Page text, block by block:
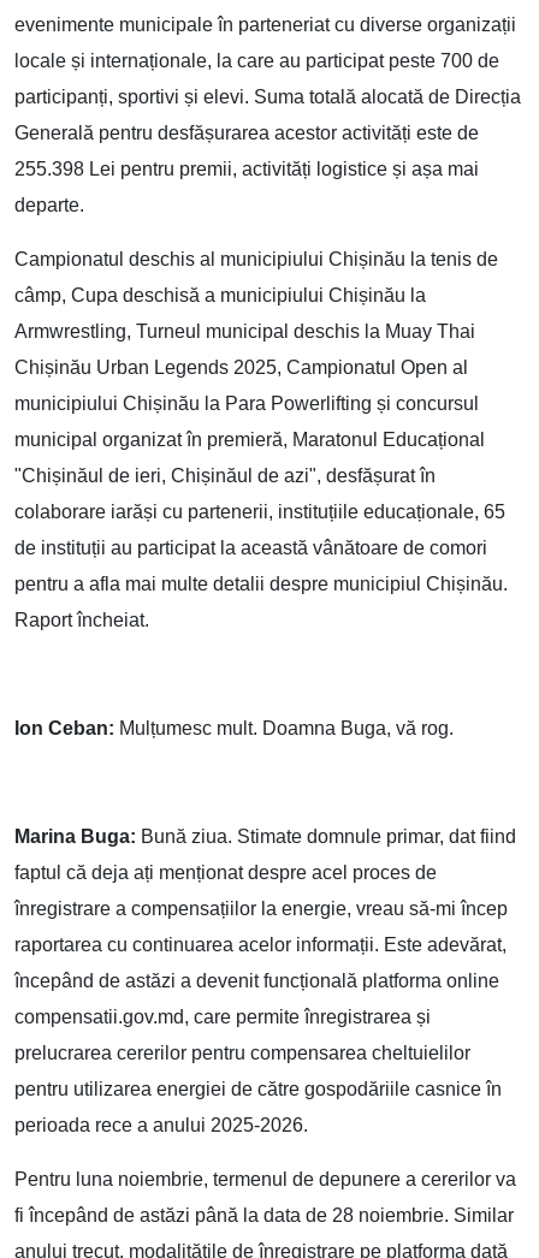
evenimente municipale în parteneriat cu diverse organizații
locale și internaționale, la care au participat peste 700 de
participanți, sportivi și elevi. Suma totală alocată de Direcția
Generală pentru desfășurarea acestor activități este de
255.398 Lei pentru premii, activități logistice și așa mai
departe.
Campionatul deschis al municipiului Chișinău la tenis de
câmp, Cupa deschisă a municipiului Chișinău la
Armwrestling, Turneul municipal deschis la Muay Thai
Chișinău Urban Legends 2025, Campionatul Open al
municipiului Chișinău la Para Powerlifting și concursul
municipal organizat în premieră, Maratonul Educațional
"Chișinăul de ieri, Chișinăul de azi", desfășurat în
colaborare iarăși cu partenerii, instituțiile educaționale, 65
de instituții au participat la această vânătoare de comori
pentru a afla mai multe detalii despre municipiul Chișinău.
Raport încheiat.
Ion Ceban: Mulțumesc mult. Doamna Buga, vă rog.
Marina Buga: Bună ziua. Stimate domnule primar, dat fiind
faptul că deja ați menționat despre acel proces de
înregistrare a compensațiilor la energie, vreau să-mi încep
raportarea cu continuarea acelor informații. Este adevărat,
începând de astăzi a devenit funcțională platforma online
compensatii.gov.md, care permite înregistrarea și
prelucrarea cererilor pentru compensarea cheltuielilor
pentru utilizarea energiei de către gospodăriile casnice în
perioada rece a anului 2025-2026.
Pentru luna noiembrie, termenul de depunere a cererilor va
fi începând de astăzi până la data de 28 noiembrie. Similar
anului trecut, modalitățile de înregistrare pe platforma dată